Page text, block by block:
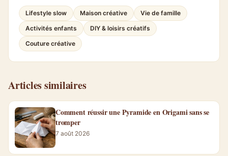
Lifestyle slow Maison créative
Vie de famille
Activités enfants
DIY & loisirs créatifs
Couture créative
Articles similaires
Comment réussir une Pyramide en Origami sans se
tromper
7 août 2026